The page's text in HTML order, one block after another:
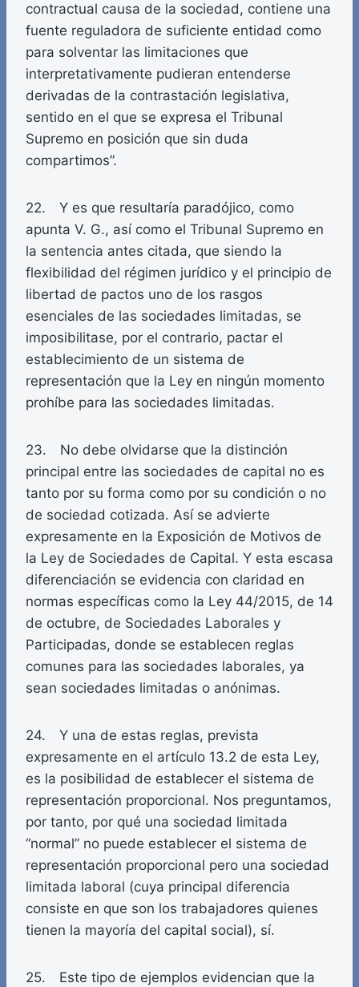
contractual causa de la sociedad, contiene una
fuente reguladora de suficiente entidad como
para solventar las limitaciones que
interpretativamente pudieran entenderse
derivadas de la contrastación legislativa,
sentido en el que se expresa el Tribunal
Supremo en posición que sin duda
compartimos”.
22. Y es que resultaría paradójico, como
apunta V. G., así como el Tribunal Supremo en
la sentencia antes citada, que siendo la
flexibilidad del régimen jurídico y el principio de
libertad de pactos uno de los rasgos
esenciales de las sociedades limitadas, se
imposibilitase, por el contrario, pactar el
establecimiento de un sistema de
representación que la Ley en ningún momento
prohíbe para las sociedades limitadas.
23. No debe olvidarse que la distinción
principal entre las sociedades de capital no es
tanto por su forma como por su condición o no
de sociedad cotizada. Así se advierte
expresamente en la Exposición de Motivos de
la Ley de Sociedades de Capital. Y esta escasa
diferenciación se evidencia con claridad en
normas específicas como la Ley 44/2015, de 14
de octubre, de Sociedades Laborales y
Participadas, donde se establecen reglas
comunes para las sociedades laborales, ya
sean sociedades limitadas o anónimas.
24. Y una de estas reglas, prevista
expresamente en el artículo 13.2 de esta Ley,
es la posibilidad de establecer el sistema de
representación proporcional. Nos preguntamos,
por tanto, por qué una sociedad limitada
“normal” no puede establecer el sistema de
representación proporcional pero una sociedad
limitada laboral (cuya principal diferencia
consiste en que son los trabajadores quienes
tienen la mayoría del capital social), sí.
25. Este tipo de ejemplos evidencian que la